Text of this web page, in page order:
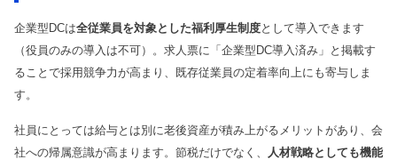
企業型DCは全従業員を対象とした福利厚生制度として導入できます
（役員のみの導入は不可）。求人票に「企業型DC導入済み」と掲載す
ることで採用競争力が高まり、既存従業員の定着率向上にも寄与しま
す。
社員にとっては給与とは別に老後資産が積み上がるメリットがあり、会
社への帰属意識が高まります。節税だけでなく、 人材戦略としても機能